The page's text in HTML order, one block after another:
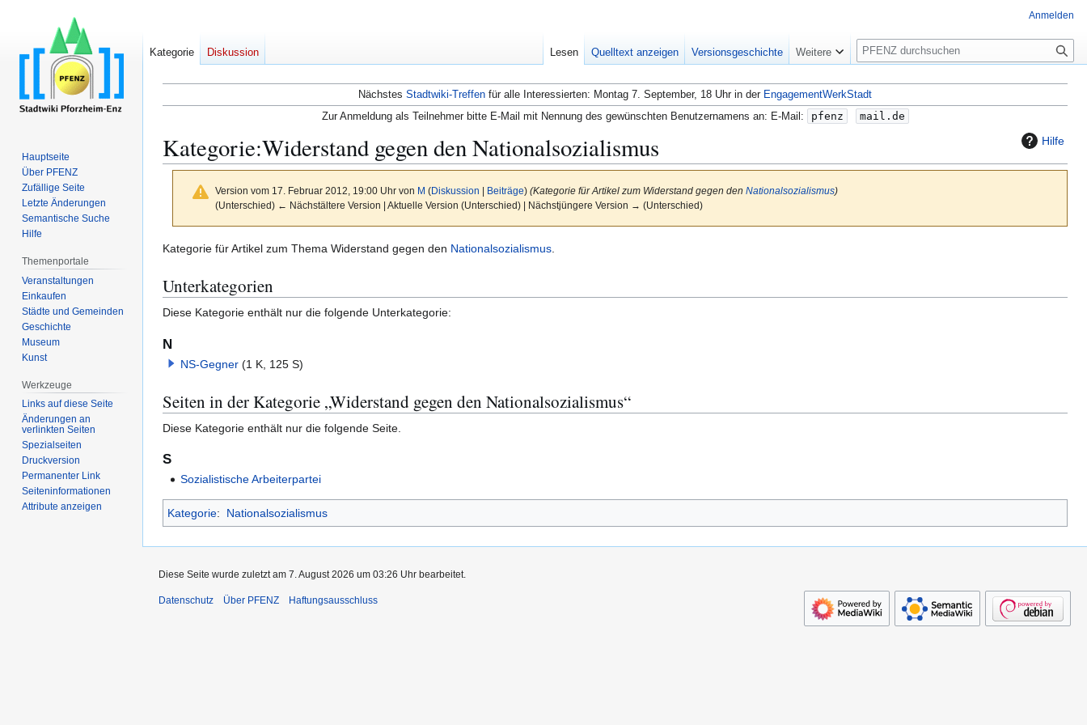
Nächstes Stadtwiki-Treffen für alle Interessierten: Montag 7. September, 18 Uhr in der EngagementWerkStadt
Zur Anmeldung als Teilnehmer bitte E-Mail mit Nennung des gewünschten Benutzernamens an: E-Mail:
pfenz mail.de
Hilfe
Kategorie:Widerstand gegen den Nationalsozialismus
Version vom 17. Februar 2012, 19:00 Uhr von M (Diskussion | Beiträge) (Kategorie für Artikel zum Widerstand gegen den Nationalsozialismus)
(Unterschied) ← Nächstältere Version | Aktuelle Version (Unterschied) | Nächstjüngere Version → (Unterschied)
Zur
springen
Zur
springen
Kategorie für Artikel zum Thema Widerstand gegen den Nationalsozialismus.
Unterkategorien
Diese Kategorie enthält nur die folgende Unterkategorie:
N
NS-Gegner (1 K, 125 S)
Seiten in der Kategorie „Widerstand gegen den Nationalsozialismus“
Diese Kategorie enthält nur die folgende Seite.
S
Sozialistische Arbeiterpartei
Kategorie: Nationalsozialismus
Anmelden
Kategorie Diskussion Lesen Quelltext anzeigen Versionsgeschichte Weitere
S
u
c
h
e
Hauptseite
Über PFENZ
Zufällige Seite
Letzte Änderungen
Semantische Suche
Hilfe
Themenportale
Veranstaltungen
Einkaufen
Städte und Gemeinden
Geschichte
Museum
Kunst
Werkzeuge
Links auf diese Seite
Änderungen an
verlinkten Seiten
Spezialseiten
Druckversion
Permanenter Link
Seiten­­informationen
Attribute anzeigen
Diese Seite wurde zuletzt am 7. August 2026 um 03:26 Uhr bearbeitet.
Datenschutz Über PFENZ Haftungsausschluss